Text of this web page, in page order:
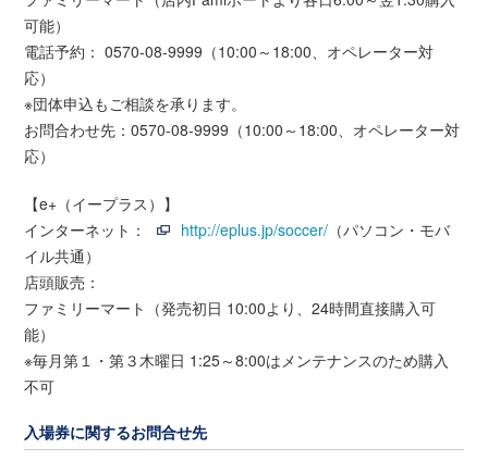
可能）
電話予約： 0570-08-9999（10:00～18:00、オペレーター対
応）
※団体申込もご相談を承ります。
お問合わせ先：0570-08-9999（10:00～18:00、オペレーター対
応）
【e+（イープラス）】
インターネット：
http://eplus.jp/soccer/ （パソコン・モバ
イル共通）
店頭販売：
ファミリーマート（発売初日 10:00より、24時間直接購入可
能）
※毎月第１・第３木曜日 1:25～8:00はメンテナンスのため購入
不可
入場券に関するお問合せ先